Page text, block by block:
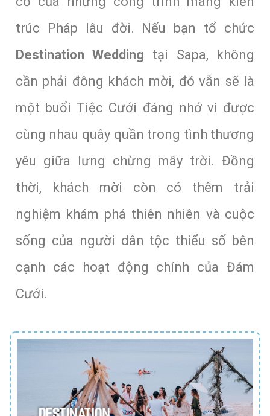
trúc Pháp lâu đời. Nếu bạn tổ chức
Destination Wedding tại Sapa, không
cần phải đông khách mời, đó vẫn sẽ là
một buổi Tiệc Cưới đáng nhớ vì được
cùng nhau quây quần trong tình thương
yêu giữa lưng chừng mây trời. Đồng
thời, khách mời còn có thêm trải
nghiệm khám phá thiên nhiên và cuộc
sống của người dân tộc thiểu số bên
cạnh các hoạt động chính của Đám
Cưới.